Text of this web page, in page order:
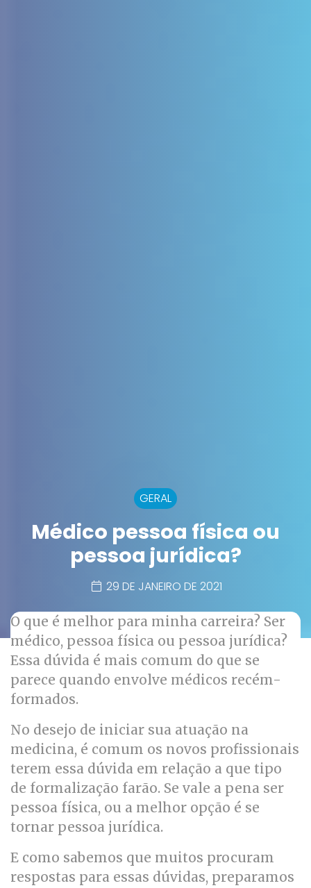
GERAL
Médico pessoa física ou
pessoa jurídica?
29 DE JANEIRO DE 2021
O que é melhor para minha carreira? Ser
médico, pessoa física ou pessoa jurídica?
Essa dúvida é mais comum do que se
parece quando envolve médicos recém-
formados.
No desejo de iniciar sua atuação na
medicina, é comum os novos profissionais
terem essa dúvida em relação a que tipo
de formalização farão. Se vale a pena ser
pessoa física, ou a melhor opção é se
tornar pessoa jurídica.
E como sabemos que muitos procuram
respostas para essas dúvidas, preparamos